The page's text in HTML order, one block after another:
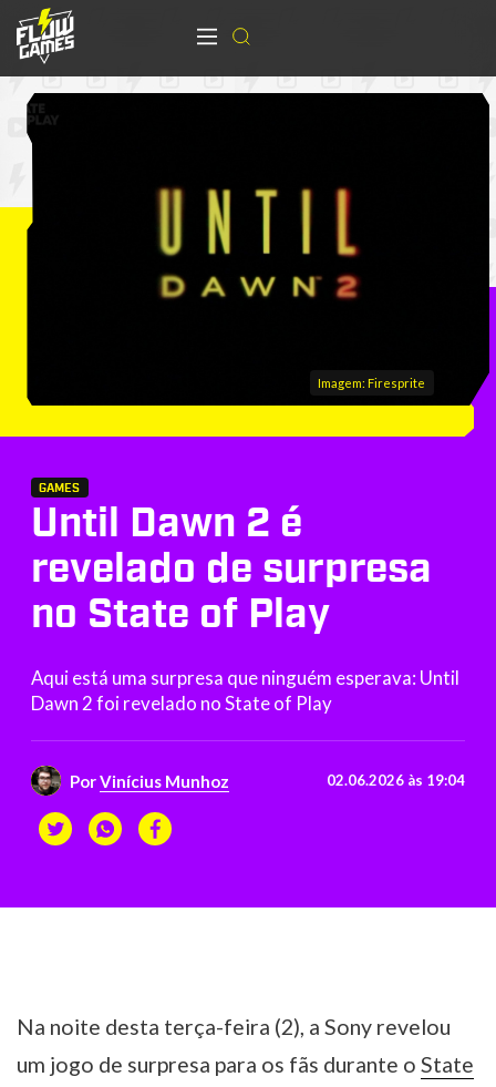
Imagem: Firesprite
GAMES
Until Dawn 2 é
revelado de surpresa
no State of Play
Aqui está uma surpresa que ninguém esperava: Until
Dawn 2 foi revelado no State of Play
PorVinícius Munhoz 02.06.2026 às 19:04
Na noite desta terça-feira (2), a Sony revelou
um jogo de surpresa para os fãs durante o State